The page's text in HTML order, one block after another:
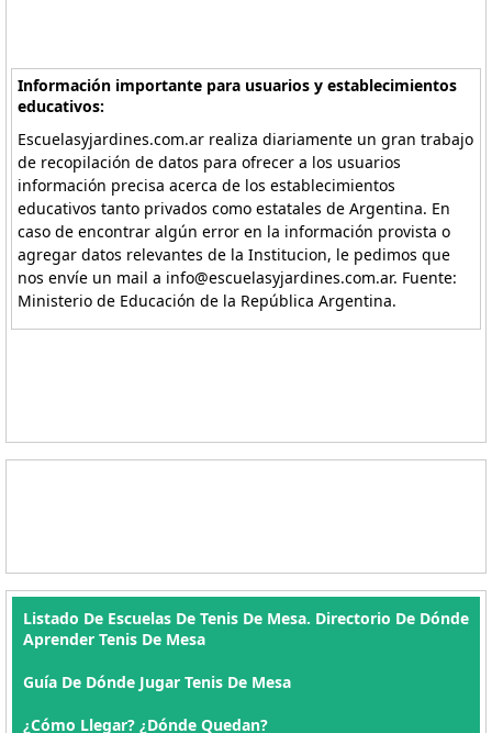
Información importante para usuarios y establecimientos
educativos:
Escuelasyjardines.com.ar realiza diariamente un gran trabajo
de recopilación de datos para ofrecer a los usuarios
información precisa acerca de los establecimientos
educativos tanto privados como estatales de Argentina. En
caso de encontrar algún error en la información provista o
agregar datos relevantes de la Institucion, le pedimos que
nos envíe un mail a info@escuelasyjardines.com.ar. Fuente:
Ministerio de Educación de la República Argentina.
Listado De Escuelas De Tenis De Mesa. Directorio De Dónde
Aprender Tenis De Mesa
Guía De Dónde Jugar Tenis De Mesa
¿Cómo Llegar? ¿Dónde Quedan?